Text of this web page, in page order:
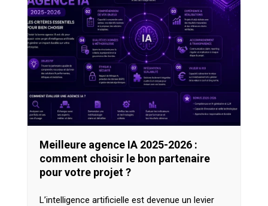
Meilleure agence IA 2025-2026 :
comment choisir le bon partenaire
pour votre projet ?
L’intelligence artificielle est devenue un levier